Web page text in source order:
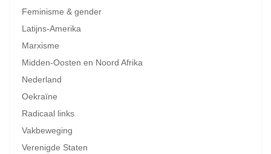
Feminisme & gender
Latijns-Amerika
Marxisme
Midden-Oosten en Noord Afrika
Nederland
Oekraïne
Radicaal links
Vakbeweging
Verenigde Staten